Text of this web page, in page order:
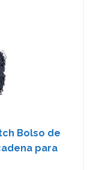
Bolso de
para